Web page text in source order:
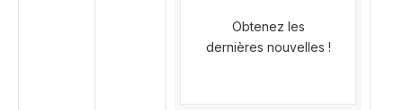
Obtenez les
dernières nouvelles !